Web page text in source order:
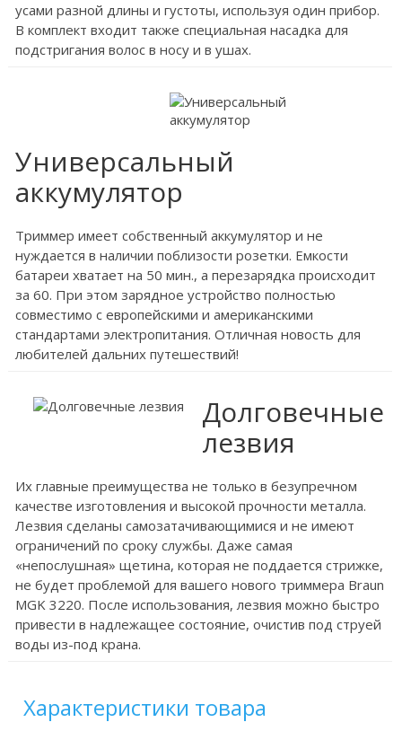
усами разной длины и густоты, используя один прибор.
В комплект входит также специальная насадка для
подстригания волос в носу и в ушах.
Универсальный
аккумулятор
Триммер имеет собственный аккумулятор и не
нуждается в наличии поблизости розетки. Емкости
батареи хватает на 50 мин., а перезарядка происходит
за 60. При этом зарядное устройство полностью
совместимо с европейскими и американскими
стандартами электропитания. Отличная новость для
любителей дальних путешествий!
Долговечные
лезвия
Их главные преимущества не только в безупречном
качестве изготовления и высокой прочности металла.
Лезвия сделаны самозатачивающимися и не имеют
ограничений по сроку службы. Даже самая
«непослушная» щетина, которая не поддается стрижке,
не будет проблемой для вашего нового триммера Braun
MGK 3220. После использования, лезвия можно быстро
привести в надлежащее состояние, очистив под струей
воды из-под крана.
Характеристики товара